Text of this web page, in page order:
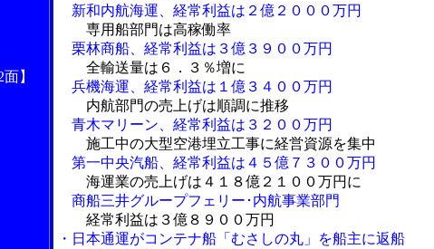
】
新和内航海運、経常利益は２億２０００万円
専用船部門は高稼働率
栗林商船、経常利益は３億３９００万円
全輸送量は６．３％増に
兵機海運、経常利益は１億３４００万円
内航部門の売上げは順調に推移
青木マリーン、経常利益は３２００万円
施工中の大型空港埋立工事に経営資源を集中
第一中央汽船、経常利益は４５億７３００万円
海運業の売上げは４１８億２１００万円に
商船三井グループフェリー･内航事業部門
経常利益は３億８９００万円
・日本通運がコンテナ船「むさしの丸」を船主に返船